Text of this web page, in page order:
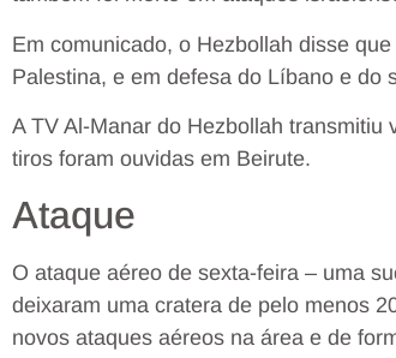
Em comunicado, o Hezbollah disse
Palestina, e em defesa do Líbano e do
A TV Al-Manar do Hezbollah
tiros foram ouvidas em Beirute.
Ataque
O ataque aéreo de sexta-feira – uma
deixaram uma cratera de pelo menos
novos ataques aéreos na área e de